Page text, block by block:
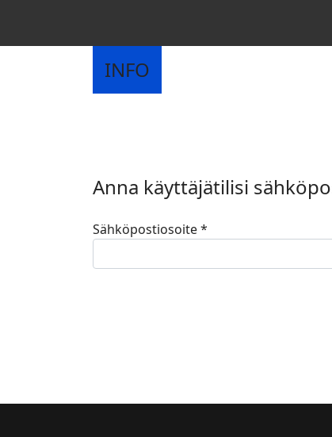
INFO
Anna käyttäjätilisi
Sähköpostiosoite*